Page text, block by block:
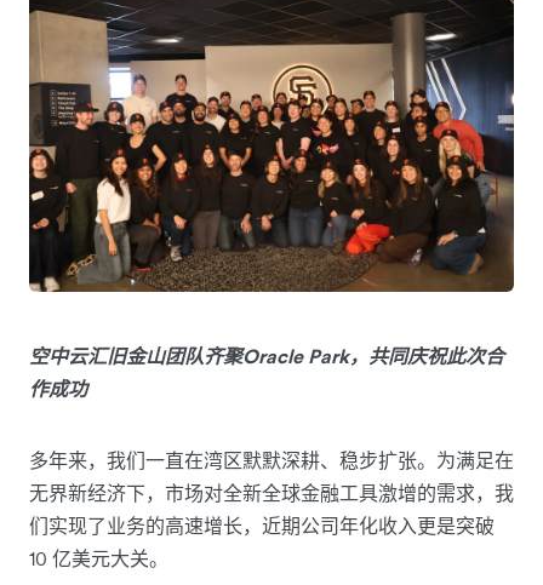
空中云汇旧金山团队齐聚Oracle Park，共同庆祝此次合
作成功
多年来，我们一直在湾区默默深耕、稳步扩张。为满足在
无界新经济下，市场对全新全球金融工具激增的需求，我
们实现了业务的高速增长，近期公司年化收入更是突破
10 亿美元大关。